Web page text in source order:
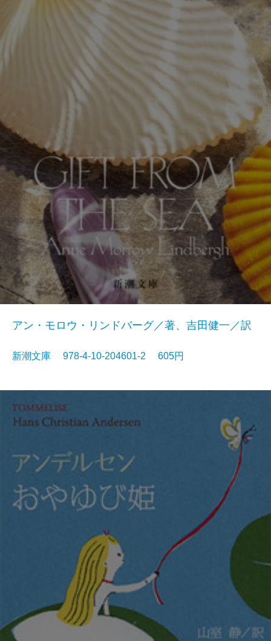
アン・モロウ・リンドバーグ／著、吉田健一／訳
新潮文庫 978-4-10-204601-2 605円